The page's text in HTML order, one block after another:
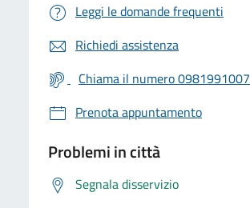
Leggi le domande frequenti
Richiedi assistenza
Chiama il numero 0981991007
Prenota appuntamento
Problemi in città
Segnala disservizio